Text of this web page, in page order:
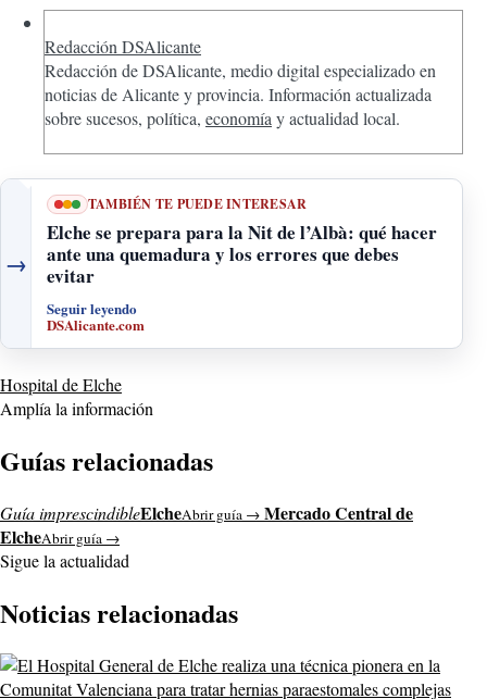
Redacción DSAlicante
Redacción de DSAlicante, medio digital especializado en
noticias de Alicante y provincia. Información actualizada
sobre sucesos, política, economía y actualidad local.
→
TAMBIÉN TE PUEDE INTERESAR
Elche se prepara para la Nit de l’Albà: qué hacer
ante una quemadura y los errores que debes
evitar
Seguir leyendo
DSAlicante.com
Hospital de Elche
Amplía la información
Guías relacionadas
Guía imprescindibleElcheAbrir guía → Mercado Central de
ElcheAbrir guía →
Sigue la actualidad
Noticias relacionadas